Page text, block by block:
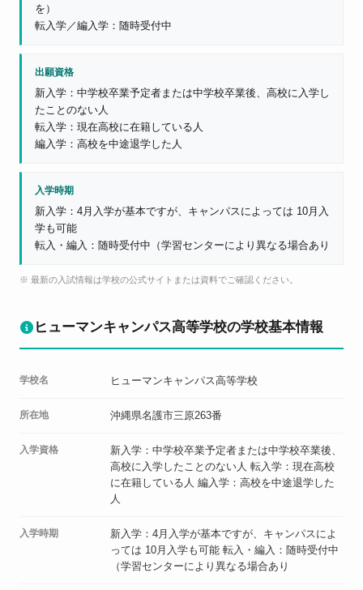
を）
転入学／編入学：随時受付中
出願資格
新入学：中学校卒業予定者または中学校卒業後、高校に入学し
たことのない人
転入学：現在高校に在籍している人
編入学：高校を中途退学した人
入学時期
新入学：4月入学が基本ですが、キャンパスによっては 10月入
学も可能
転入・編入：随時受付中（学習センターにより異なる場合あり
※ 最新の入試情報は学校の公式サイトまたは資料でご確認ください。
ヒューマンキャンパス高等学校の学校基本情報
学校名 ヒューマンキャンパス高等学校
所在地 沖縄県名護市三原263番
入学資格
新入学：中学校卒業予定者または中学校卒業後、
高校に入学したことのない人 転入学：現在高校
に在籍している人 編入学：高校を中途退学した
人
入学時期
新入学：4月入学が基本ですが、キャンパスによ
っては 10月入学も可能 転入・編入：随時受付中
（学習センターにより異なる場合あり